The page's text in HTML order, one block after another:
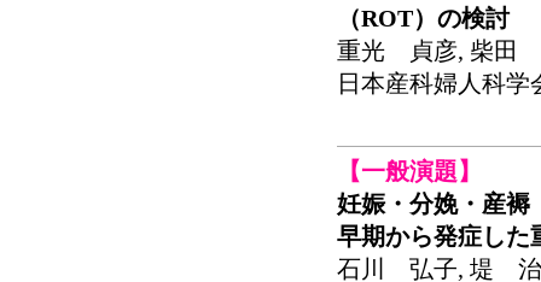
（ROT）の検討
重光 貞彦, 柴田
日本産科婦人科学
【一般演題】
妊娠・分娩・産褥
早期から発症した
石川 弘子, 堤